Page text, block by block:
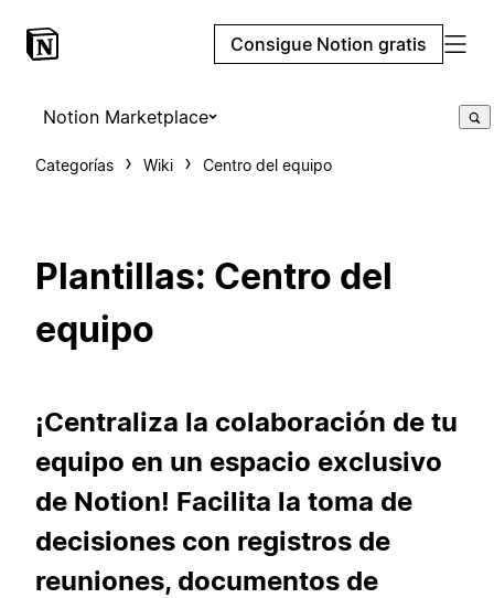
Consigue Notion gratis
Notion Marketplace
Categorías Wiki Centro del equipo
Plantillas: Centro del
equipo
¡Centraliza la colaboración de tu
equipo en un espacio exclusivo
de Notion! Facilita la toma de
decisiones con registros de
reuniones, documentos de